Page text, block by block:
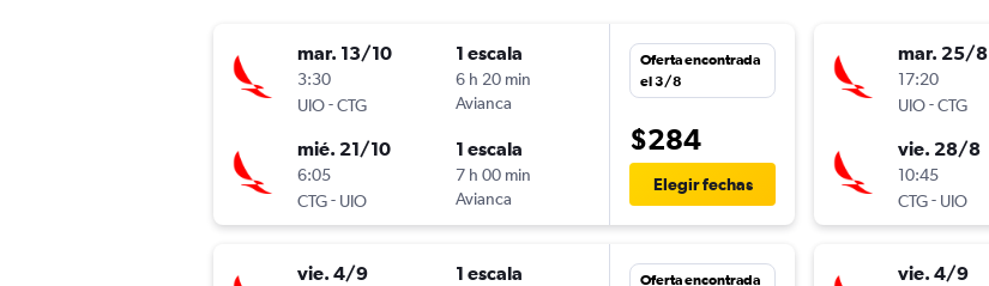
mar. 13/10
3:30
UIO-CTG
1 escala
6 h 20 min
Avianca
mié. 21/10
6:05
CTG- UIO
1 escala
7 h 00 min
Avianca
Oferta encontrada
el 3/8
$284
Elegir fechas
vie. 4/9 1 escala
Oferta encontrada
mar. 25/8
17:20
UIO-CTG
vie. 28/8
10:45
CTG- UIO
vie. 4/9